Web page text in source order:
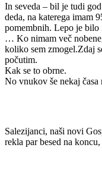
In seveda – bil je tudi
deda, na katerega imam
pomembnih. Lepo je bilo
… Ko nimam več
koliko sem zmogel.Zdaj
počutim.
Kak se to obrne.
No vnukov še nekaj časa
Salezijanci, naši novi
rekla par besed na